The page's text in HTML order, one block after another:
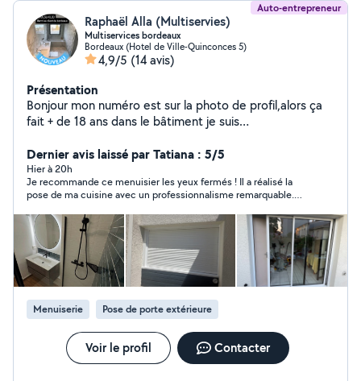
Auto-entrepreneur
Raphaël Alla (Multiservies)
Multiservices bordeaux
Bordeaux (Hotel de Ville-Quinconces 5)
4,9/5 (14 avis)
Présentation
Bonjour mon numéro est sur la photo de profil,alors ça
fait + de 18 ans dans le bâtiment je suis
très bien si vous avez besoin de mes services n'hésitez
pas à me contacter même si vous avez besoin de
conseils vous êtes bienvenus, alors j'ai tout ce qu'il faut
en matériel professionnel,je vous propose mes services
Placo,peinture,sols,aménagements
intérieurs,menuiseries.démolition,maçonnerie,carrelage,l
ino,parquet
Dernier avis laissé par Tatiana : 5/5
Hier à 20h
Je recommande ce menuisier les yeux fermés ! Il a réalisé la
pose de ma cuisine avec un professionnalisme remarquable.
ponctuel, à l'écoute de mes attentes et a su me conseiller
avec beaucoup de compétence. Le chantier a été laissé
parfaitement propre et le résultat est tout simplement
magnifique. Je suis ravi de ma nouvelle cuisine et je n'hésiterai
pas à faire appel à lui de nouveau. Merci pour ce travail
exceptionnel !
Menuiserie
Pose de porte extérieure
Voir le profil Contacter